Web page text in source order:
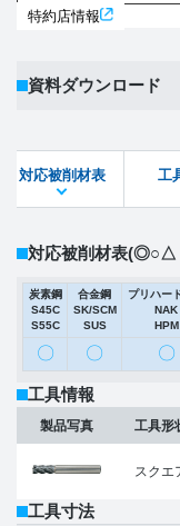
特約店情報
資料ダウンロード
STEPファイル
対応被削材表 工
対応被削材表(◎○△
炭素鋼
S45C
S55C
合金鋼
SK/SCM
SUS
プリハー
NAK
HPM
〇 〇 〇
工具情報
製品写真 工具形
スクエ
工具寸法